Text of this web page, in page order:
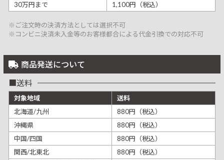
30万円まで
1,100円（税込）
※ご注文時の決済方法としては選択不可
※コンビニ決済未入金等のお客様都合による代金引換での対応不可
商品発送について
送料
対象地域
送料
北海道/九州
880円（税込）
沖縄県
880円（税込）
中国/四国
880円（税込）
関西/北東北
880円（税込）